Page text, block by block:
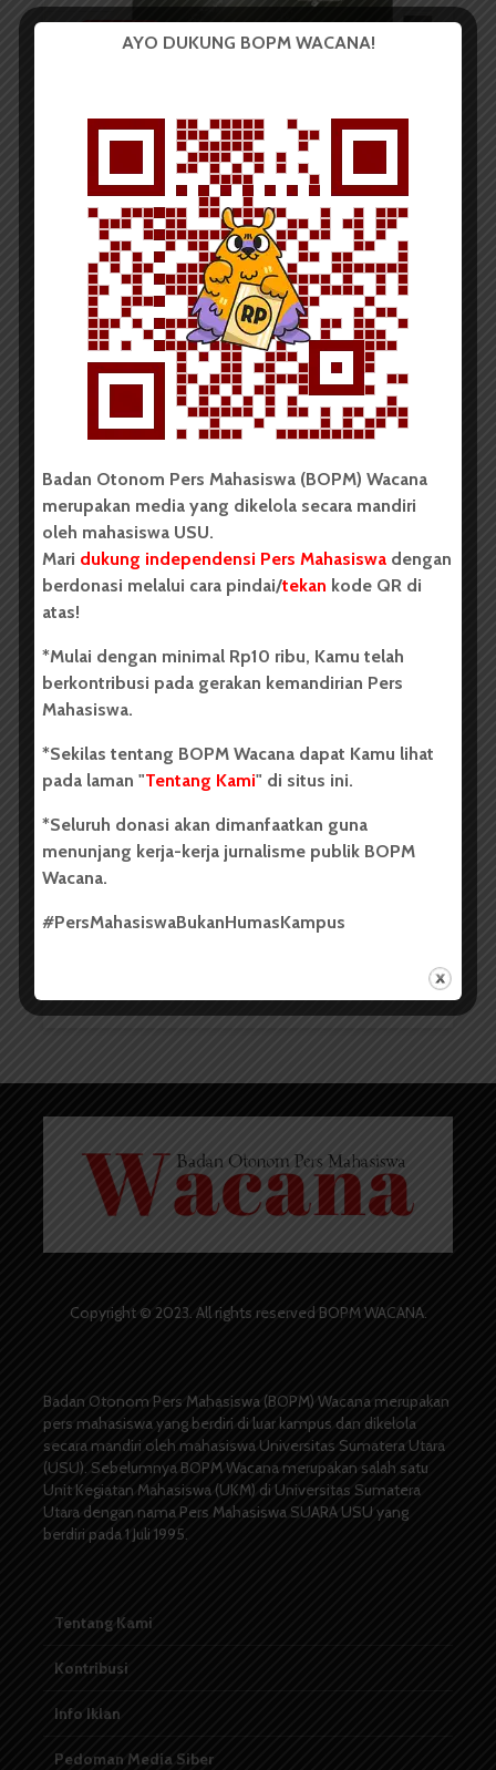
APM Sumut Eratkan
Silaturahmi Lewat Acara...
Redaksi 3 April 2024 2 menit waktu baca
BERITA KAMPUS
BKM Masjid Al-Muslimin
FMIPA USU Adakan Buka...
Tersedia 100 Porsi Setiap...
Copyright © 2023. All rights reserved BOPM WACANA.
Badan Otonom Pers Mahasiswa (BOPM) Wacana merupakan
pers mahasiswa yang berdiri di luar kampus dan dikelola
secara mandiri oleh mahasiswa Universitas Sumatera Utara
(USU). Sebelumnya BOPM Wacana merupakan salah satu
Unit Kegiatan Mahasiswa (UKM) di Universitas Sumatera
Utara dengan nama Pers Mahasiswa SUARA USU yang
berdiri pada 1 Juli 1995.
Tentang Kami
Kontribusi
Info Iklan
Pedoman Media Siber
AYO DUKUNG BOPM WACANA!
Badan Otonom Pers Mahasiswa (BOPM) Wacana
merupakan media yang dikelola secara mandiri
oleh mahasiswa USU.
Mari dukung independensi Pers Mahasiswa dengan
berdonasi melalui cara pindai/tekan kode QR di
atas!
*Mulai dengan minimal Rp10 ribu, Kamu telah
berkontribusi pada gerakan kemandirian Pers
Mahasiswa.
*Sekilas tentang BOPM Wacana dapat Kamu lihat
pada laman "Tentang Kami" di situs ini.
*Seluruh donasi akan dimanfaatkan guna
menunjang kerja-kerja jurnalisme publik BOPM
Wacana.
#PersMahasiswaBukanHumasKampus